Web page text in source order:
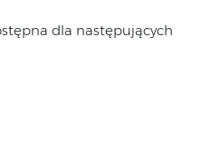
dla następujących